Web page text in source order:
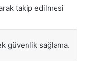
takip edilmesi
güvenlik sağlama.